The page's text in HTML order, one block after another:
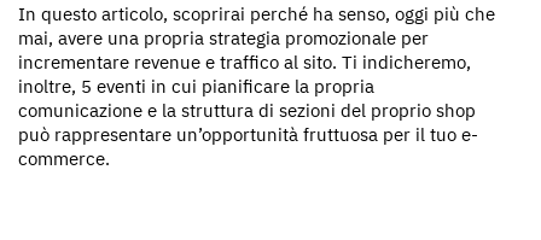
In questo articolo, scoprirai perché ha senso, oggi più che
mai, avere una propria strategia promozionale per
incrementare revenue e traffico al sito. Ti indicheremo,
inoltre, 5 eventi in cui pianificare la propria
comunicazione e la struttura di sezioni del proprio shop
può rappresentare un’opportunità fruttuosa per il tuo e-
commerce.